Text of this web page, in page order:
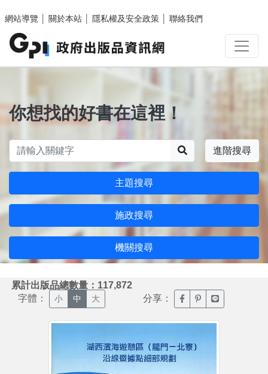
網站導覽
關於本站 隱私權及安全政策 聯絡我們
你想找的好書在這裡！
進階搜尋
主題搜尋
施政搜尋
機關搜尋
累計出版品總數量：117,872
字體： 小 中 大 分享： 臉書分享(另開新視窗)
噗浪分享(另開新
Line分享(另